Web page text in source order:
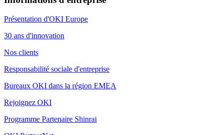
Présentation d'OKI Europe
30 ans d'innovation
Nos clients
Responsabilité sociale d'entreprise
Bureaux OKI dans la région EMEA
Rejoignez OKI
Programme Partenaire Shinrai